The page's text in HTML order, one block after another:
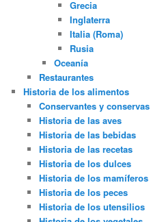
Grecia
Inglaterra
Italia (Roma)
Rusia
Oceanía
Restaurantes
Historia de los alimentos
Conservantes y conservas
Historia de las aves
Historia de las bebidas
Historia de las recetas
Historia de los dulces
Historia de los mamíferos
Historia de los peces
Historia de los utensilios